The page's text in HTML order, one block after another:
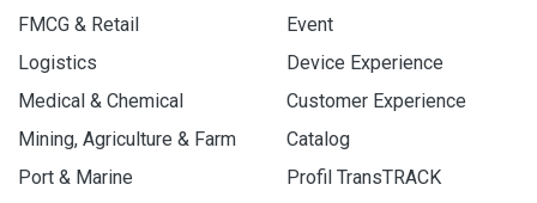
FMCG & Retail
Logistics
Medical & Chemical
Mining, Agriculture & Farm
Port & Marine
Event
Device Experience
Customer Experience
Catalog
Profil TransTRACK